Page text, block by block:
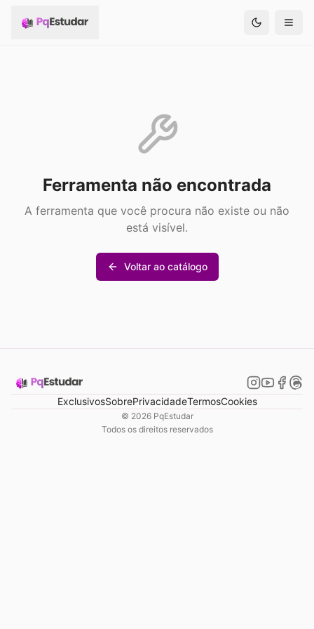
Ferramenta não encontrada
A ferramenta que você procura não existe ou não
está visível.
Voltar ao catálogo
ExclusivosSobrePrivacidadeTermosCookies
© 2026PqEstudar
Todos os direitos reservados